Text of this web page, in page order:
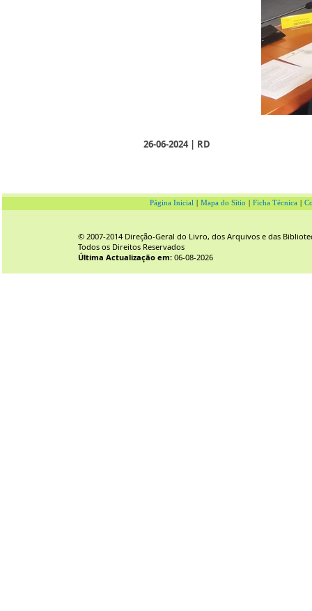
26-06-2024 | RD
Página Inicial Mapa do Sítio Ficha Técnica
© 2007-2014 Direção-Geral do Livro, dos Arquivos e das
Todos os Direitos Reservados
Última Actualização em: 06-08-2026